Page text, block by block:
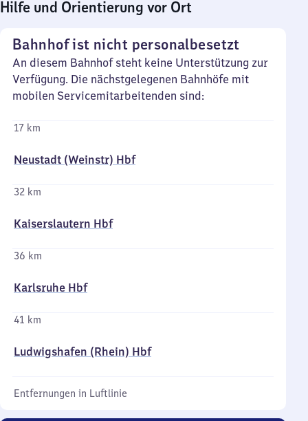
Hilfe und Orientierung vor Ort
Bahnhof ist nicht personalbesetzt
An diesem Bahnhof steht keine Unterstützung zur
Verfügung. Die nächstgelegenen Bahnhöfe mit
mobilen Servicemitarbeitenden sind:
17 km
Neustadt (Weinstr) Hbf
32 km
Kaiserslautern Hbf
36 km
Karlsruhe Hbf
41 km
Ludwigshafen (Rhein) Hbf
Entfernungen in Luftlinie